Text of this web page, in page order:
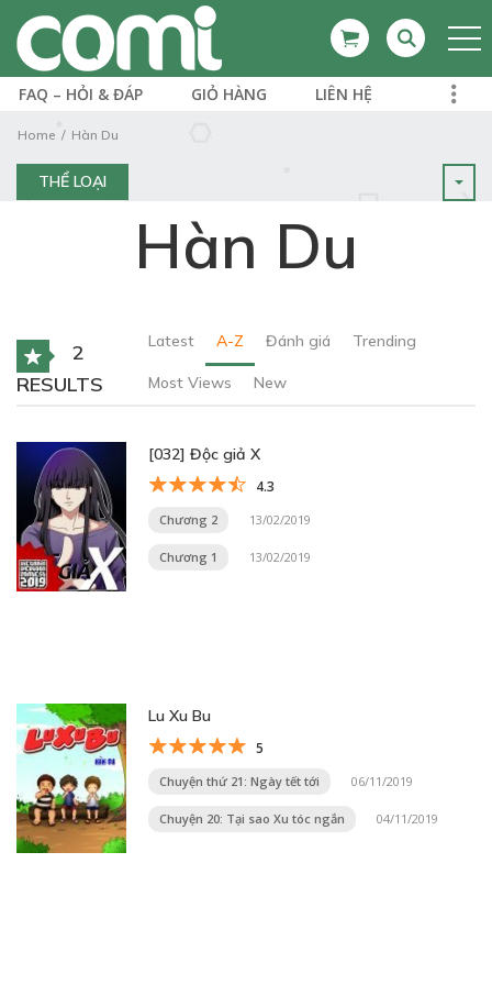
FAQ – HỎI & ĐÁP GIỎ HÀNG LIÊN HỆ
Home Hàn Du
THỂ LOẠI
Hàn Du
2
RESULTS
Latest A-Z Đánh giá Trending
Most Views New
[032] Độc giả X
4.3
Chương 2 13/02/2019
Chương 1 13/02/2019
Lu Xu Bu
5
Chuyện thứ 21: Ngày tết tới 06/11/2019
Chuyện 20: Tại sao Xu tóc ngắn 04/11/2019